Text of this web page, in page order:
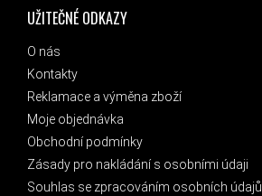
UŽITEČNÉ ODKAZY
O nás
Kontakty
Reklamace a výměna zboží
Moje objednávka
Obchodní podmínky
Zásady pro nakládání s osobními údaji
Souhlas se zpracováním osobních údajů